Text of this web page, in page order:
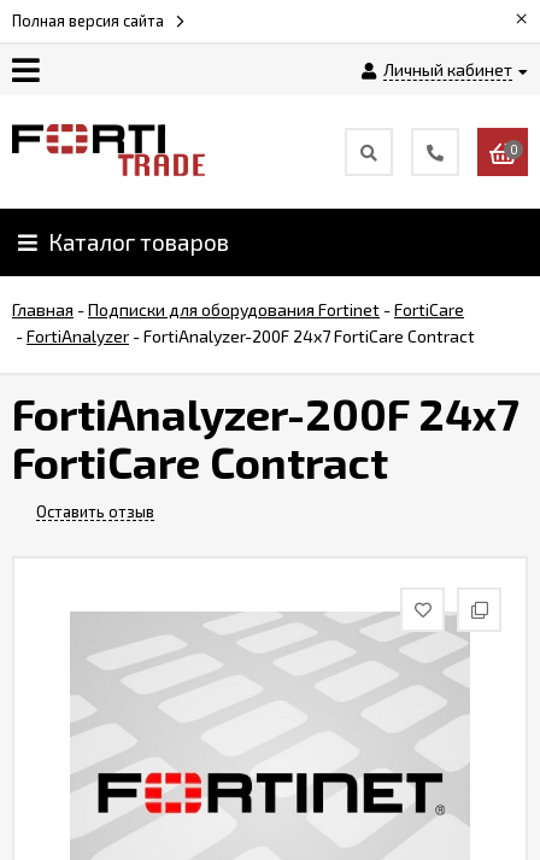
Полная версия сайта ×
Личный кабинет
Как
Доставка
и
оплата
0
Каталог товаров
Главная -Подписки для оборудования Fortinet -FortiCare
-FortiAnalyzer -FortiAnalyzer-200F 24x7 FortiCare Contract
FortiAnalyzer-200F 24x7
FortiCare Contract
Оставить отзыв